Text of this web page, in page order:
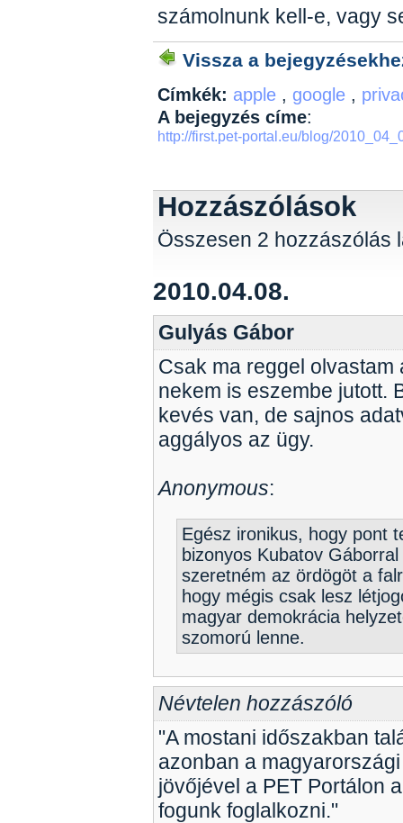
számolnunk kell-e, vagy
Vissza a
Címkék: apple , google ,
A bejegyzés címe:
http://first.pet-portal.eu/blog/
Hozzászólások
Összesen 2 hozzászólás
2010.04.08.
Gulyás Gábor
Csak ma reggel
nekem is eszembe jutott.
kevés van, de sajnos
aggályos az ügy.
Anonymous:
Egész ironikus, hogy pont
bizonyos Kubatov
szeretném az ördögöt a
hogy mégis csak lesz
magyar demokrácia
szomorú lenne.
Névtelen hozzászóló
"A mostani időszakban
azonban a
jövőjével a PET Portálon
fogunk foglalkozni."